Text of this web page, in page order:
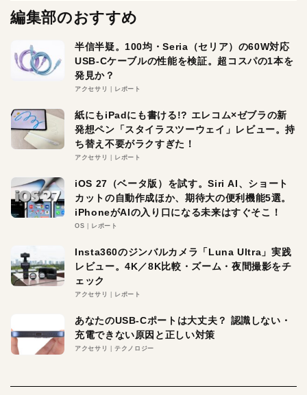
編集部のおすすめ
半信半疑。100均・Seria（セリア）の60W対応
USB-Cケーブルの性能を検証。超コスパの1本を
発見か？
アクセサリ レポート
紙にもiPadにも書ける!? エレコム×ゼブラの新
発想ペン「スタイラスツーウェイ」レビュー。持
ち替え不要がラクすぎた！
アクセサリ レポート
iOS 27（ベータ版）を試す。Siri AI、ショート
カットの自動作成ほか、期待大の便利機能5選。
iPhoneがAIの入り口になる未来はすぐそこ！
OS レポート
Insta360のジンバルカメラ「Luna Ultra」実践
レビュー。4K／8K比較・ズーム・夜間撮影をチ
ェック
アクセサリ レポート
あなたのUSB-Cポートは大丈夫？ 認識しない・
充電できない原因と正しい対策
アクセサリ テクノロジー